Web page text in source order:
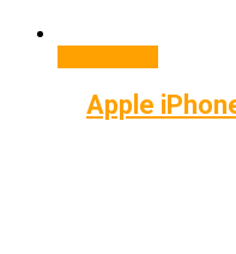
Apple